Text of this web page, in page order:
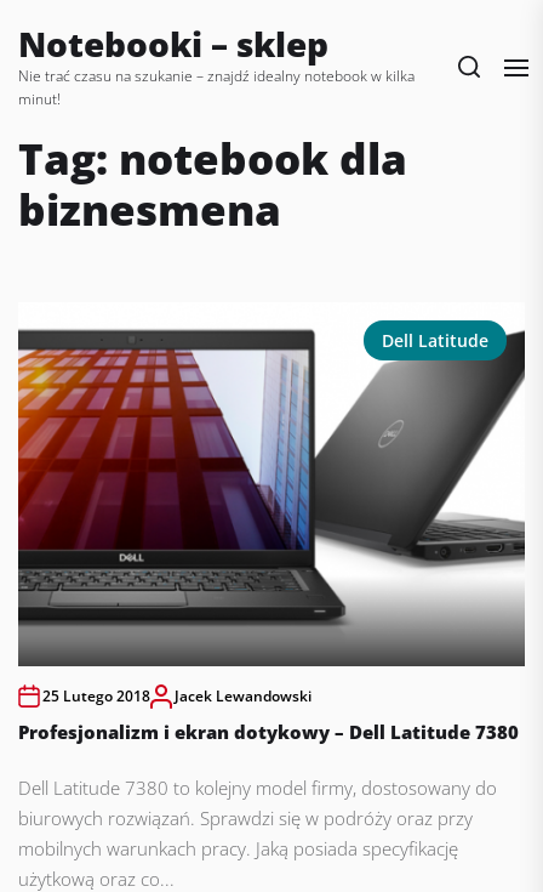
the
content
Notebooki – sklep
Nie trać czasu na szukanie – znajdź idealny notebook w kilka
minut!
Tag: notebook dla
biznesmena
Dell Latitude
25 Lutego 2018 Jacek Lewandowski
Profesjonalizm i ekran dotykowy – Dell Latitude 7380
Dell Latitude 7380 to kolejny model firmy, dostosowany do
biurowych rozwiązań. Sprawdzi się w podróży oraz przy
mobilnych warunkach pracy. Jaką posiada specyfikację
użytkową oraz co...